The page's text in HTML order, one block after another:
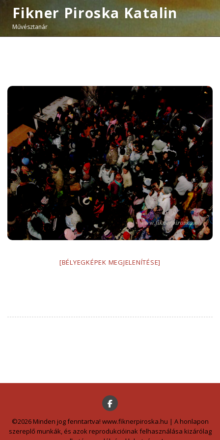
Fikner Piroska Katalin
Művésztanár
[BÉLYEGKÉPEK MEGJELENÍTÉSE]
©2026 Minden jog fenntartva! www.fiknerpiroska.hu | A honlapon
szereplő munkák, és azok reprodukcióinak felhasználása kizárólag